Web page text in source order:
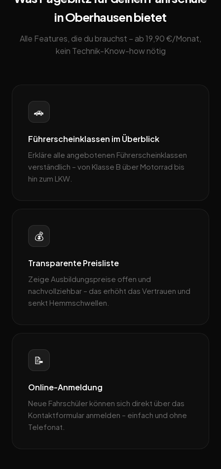
in Oberhausen bietet
Alle Features, die du brauchst – ab 19,90 €/Monat,
kein Technik-Know-how nötig
🚗
Führerscheinklassen im Überblick
Erkläre alle angebotenen Führerscheinklassen
verständlich – von Klasse B über Motorrad bis
hin zum LKW.
💰
Transparente Preisliste
Zeige Ausbildungspreise offen und
nachvollziehbar – das erhöht das Vertrauen und
senkt Hemmschwellen.
📝
Online-Anmeldung
Neue Fahrschüler können sich direkt über das
Kontaktformular anmelden – einfach und ohne
Telefonat.